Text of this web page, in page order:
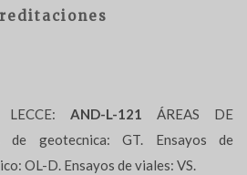
AND-L-121 ÁREAS DE
de geotecnica: GT. Ensayos de
OL-D. Ensayos de viales: VS.